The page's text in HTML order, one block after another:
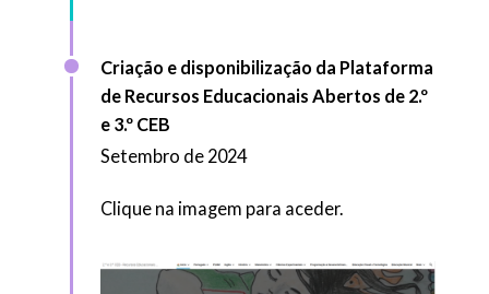
Criação e disponibilização da Plataforma
de Recursos Educacionais Abertos de 2.º
e 3.º CEB
Setembro de 2024
Clique na imagem para aceder.